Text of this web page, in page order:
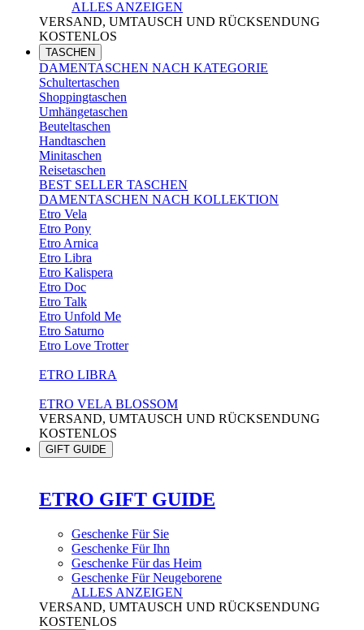
ALLES ANZEIGEN
VERSAND, UMTAUSCH UND RÜCKSENDUNG
KOSTENLOS
TASCHEN
DAMENTASCHEN NACH KATEGORIE
Schultertaschen
Shoppingtaschen
Umhängetaschen
Beuteltaschen
Handtaschen
Minitaschen
Reisetaschen
BEST SELLER TASCHEN
DAMENTASCHEN NACH KOLLEKTION
Etro Vela
Etro Pony
Etro Arnica
Etro Libra
Etro Kalispera
Etro Doc
Etro Talk
Etro Unfold Me
Etro Saturno
Etro Love Trotter
ETRO LIBRA
ETRO VELA BLOSSOM
VERSAND, UMTAUSCH UND RÜCKSENDUNG
KOSTENLOS
GIFT GUIDE
ETRO GIFT GUIDE
Geschenke Für Sie
Geschenke Für Ihn
Geschenke Für das Heim
Geschenke Für Neugeborene
ALLES ANZEIGEN
VERSAND, UMTAUSCH UND RÜCKSENDUNG
KOSTENLOS